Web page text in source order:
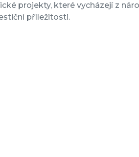
projekty, které vycházejí z
příležitosti.